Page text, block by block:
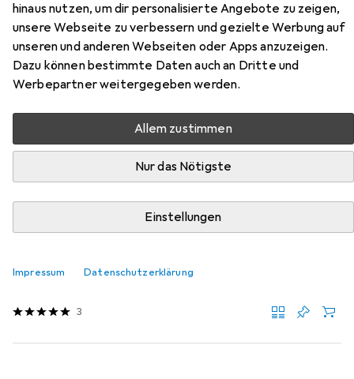
hinaus nutzen, um dir personalisierte Angebote zu zeigen,
unsere Webseite zu verbessern und gezielte Werbung auf
unseren und anderen Webseiten oder Apps anzuzeigen.
Dazu können bestimmte Daten auch an Dritte und
Werbepartner weitergegeben werden.
Allem zustimmen
Nur das Nötigste
Einstellungen
Impressum Datenschutzerklärung
Hier findest du passendes Zubehör zum Produkt Shimano
XC302 aus der Kategorie Schuhüberzug.
Beliebt Shimano
Schuhüberzug
Vaude
Palade
3